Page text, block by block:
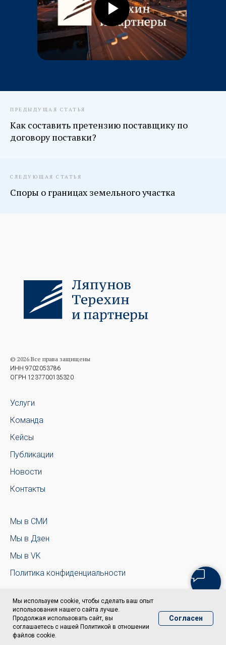
Мы используем cookie, чтобы сделать ваш опыт
использования нашего сайта лучше.
Продолжая использовать сайт, вы
соглашаетесь с нашей Политикой в отношении
файлов cookie.
Согласен
ПРЕДЫДУЩАЯ СТАТЬЯ
Как составить претензию поставщику по
договору поставки?
СЛЕДУЮЩАЯ СТАТЬЯ
Споры о границах земельного участка
© 2026 Все права защищены
ИНН 9702053786
ОГРН 1237700135320
Услуги
Команда
Кейсы
Публикации
Новости
Контакты
Мы в СМИ
Мы в Дзен
Мы в VK
Политика конфиденциальности